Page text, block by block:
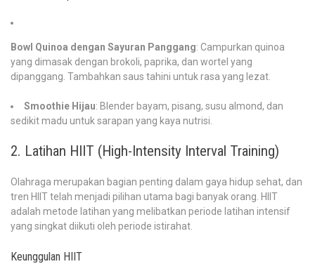
Bowl Quinoa dengan Sayuran Panggang: Campurkan quinoa
yang dimasak dengan brokoli, paprika, dan wortel yang
dipanggang. Tambahkan saus tahini untuk rasa yang lezat.
Smoothie Hijau: Blender bayam, pisang, susu almond, dan
sedikit madu untuk sarapan yang kaya nutrisi.
2. Latihan HIIT (High-Intensity Interval Training)
Olahraga merupakan bagian penting dalam gaya hidup sehat, dan
tren HIIT telah menjadi pilihan utama bagi banyak orang. HIIT
adalah metode latihan yang melibatkan periode latihan intensif
yang singkat diikuti oleh periode istirahat.
Keunggulan HIIT